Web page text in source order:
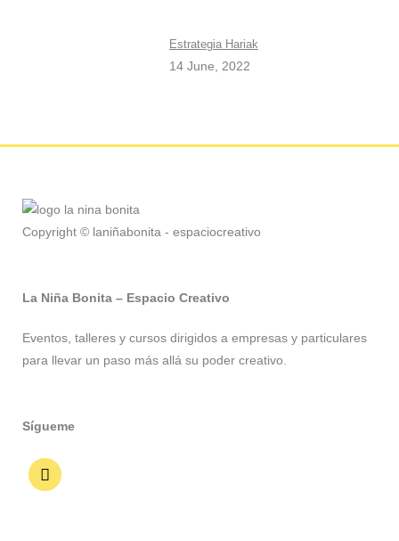
Estrategia Hariak
14 June, 2022
Copyright © laniñabonita - espaciocreativo
La Niña Bonita – Espacio Creativo
Eventos, talleres y cursos dirigidos a empresas y particulares
para llevar un paso más allá su poder creativo.
Sígueme